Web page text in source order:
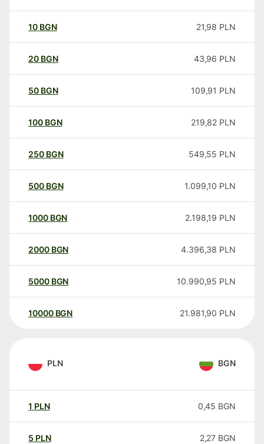
10 BGN 21,98 PLN
20 BGN 43,96 PLN
50 BGN 109,91 PLN
100 BGN 219,82 PLN
250 BGN 549,55 PLN
500 BGN 1.099,10 PLN
1000 BGN 2.198,19 PLN
2000 BGN 4.396,38 PLN
5000 BGN 10.990,95 PLN
10000 BGN 21.981,90 PLN
PLN BGN
1 PLN 0,45 BGN
5 PLN 2,27 BGN